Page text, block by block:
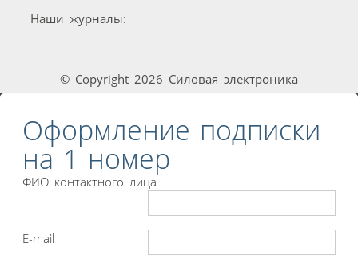
Наши журналы:
© Copyright 2026 Силовая электроника
Оформление подписки
на 1 номер
ФИО контактного лица
E-mail